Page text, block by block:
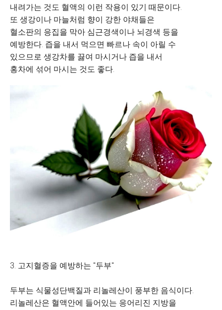
내려가는 것도 혈액의 이런 작용이 있기 때문이다.
또 생강이나 마늘처럼 향이 강한 야채들은
혈소판의 응집을 막아 심근경색이나 뇌경색 등을
예방한다. 즙을 내서 먹으면 빠르나 속이 아릴 수
있으므로 생강차를 끓여 마시거나 즙을 내서
홍차에 섞어 마시는 것도 좋다.
3. 고지혈증을 예방하는 "두부"
두부는 식물성단백질과 리놀레산이 풍부한 음식이다.
리놀레산은 혈액안에 들어있는 응어리진 지방을